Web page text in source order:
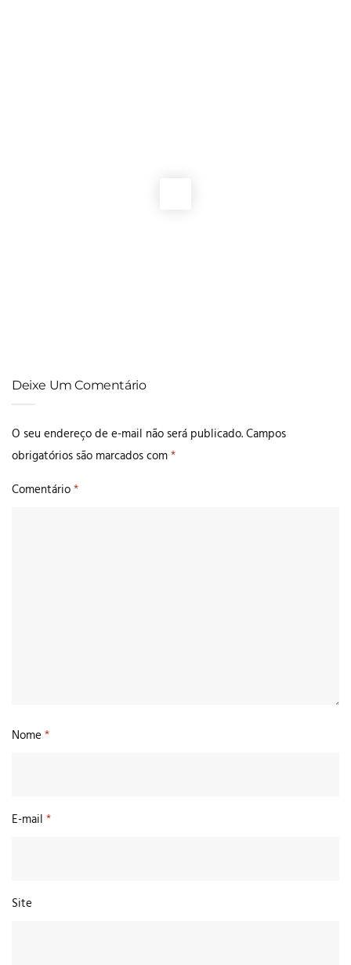
Deixe Um Comentário
O seu endereço de e-mail não será publicado.Campos
obrigatórios são marcados com*
Comentário*
Nome *
E-mail *
Site